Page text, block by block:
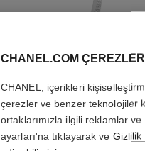
CHANEL.COM ÇEREZLER
CHANEL, içerikleri
çerezler ve benzer teknolojiler
ortaklarımızla ilgili reklamlar
ayarları'na tıklayarak ve Gizlilik